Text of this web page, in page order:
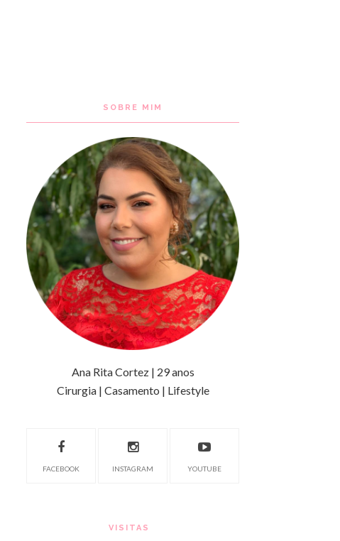
SOBRE MIM
Ana Rita Cortez | 29 anos
Cirurgia | Casamento | Lifestyle
FACEBOOK INSTAGRAM YOUTUBE
VISITAS